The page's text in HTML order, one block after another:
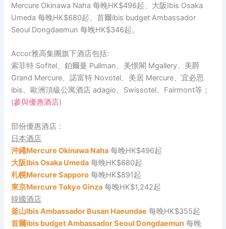
Mercure Okinawa Naha 每晚HK$496起、大阪Ibis Osaka
Umeda 每晚HK$680起、首爾ibis budget Ambassador
Seoul Dongdaemun 每晚HK$346起。
Accor雅高集團旗下酒店包括:
索菲特 Sofitel、鉑爾曼 Pullman、美憬閣 Mgallery、美爵
Grand Mercure、諾富特 Novotel、美居 Mercure、宜必思
ibis、歐洲頂級公寓酒店 adagio、Swissotel、Fairmont等；
(參與優惠酒店)
部份優惠酒店：
日本酒店
沖繩Mercure Okinawa Naha 每晚HK$496起
大阪Ibis Osaka Umeda 每晚HK$680起
札幌Mercure Sapporo 每晚HK$891起
東京Mercure Tokyo Ginza 每晚HK$1,242起
韓國酒店
釜山Ibis Ambassador Busan Haeundae 每晚HK$355起
首爾ibis budget Ambassador Seoul Dongdaemun 每晚